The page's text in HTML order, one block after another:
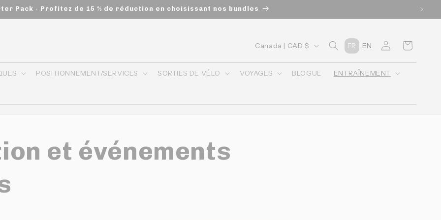
de 200$ et plus - appliqué automatiquement au panier lors du checkout
POSITIONNEMENT/SERVICES SORTIES DE VÉLO VOYAGES BLOGUE ENTRAÎNEMENT
P
a
y
/
Canada | CAD $ FR ENConnexionPanier
et événements